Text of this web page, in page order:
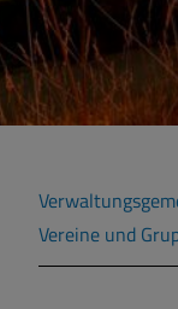
Vereine und